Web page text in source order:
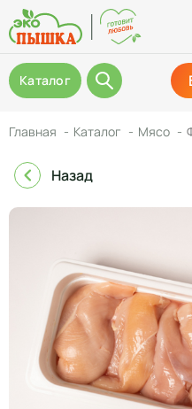
Каталог
Главная Каталог Мясо
Назад